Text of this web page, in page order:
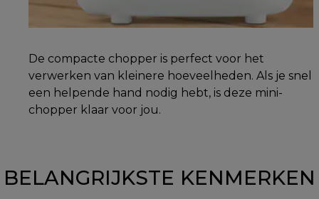
De compacte chopper is perfect voor het
verwerken van kleinere hoeveelheden. Als je snel
een helpende hand nodig hebt, is deze mini-
chopper klaar voor jou.
BELANGRIJKSTE KENMERKEN